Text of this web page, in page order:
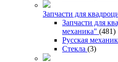
Запчасти для
Запчасти для
механика" (481)
Русская
Стекла (3)